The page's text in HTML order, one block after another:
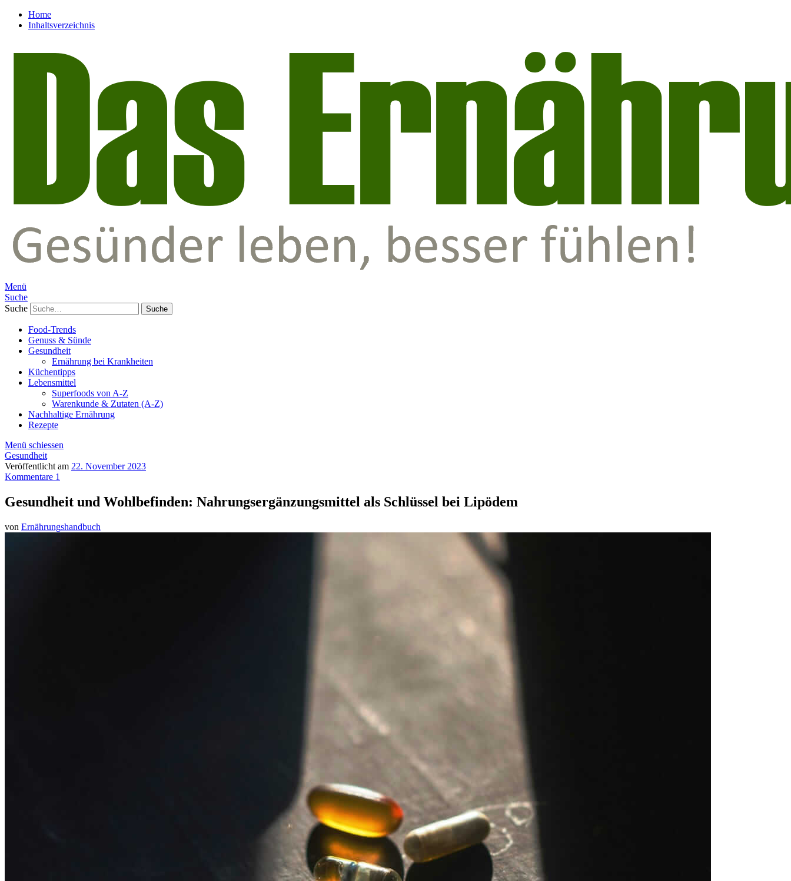
Home
Inhaltsverzeichnis
Menü
Suche
Suche
Food-Trends
Genuss & Sünde
Gesundheit
Ernährung bei Krankheiten
Küchentipps
Lebensmittel
Superfoods von A-Z
Warenkunde & Zutaten (A-Z)
Nachhaltige Ernährung
Rezepte
Menü schiessen
Gesundheit
Veröffentlicht am 22. November 2023
Kommentare 1
Gesundheit und Wohlbefinden: Nahrungsergänzungsmittel als Schlüssel bei Lipödem
von Ernährungshandbuch